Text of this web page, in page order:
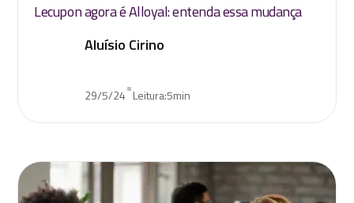
Lecupon agora é Alloyal: entenda essa mudança
Aluísio Cirino
29/5/24•Leitura:5min